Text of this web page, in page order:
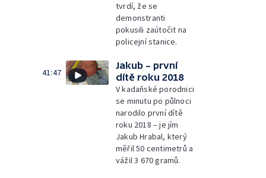
tvrdí, že se
demonstranti
pokusili zaútočit na
policejní stanice.
41:47
Jakub – první
dítě roku 2018
V kadaňské porodnici
se minutu po půlnoci
narodilo první dítě
roku 2018 – je jím
Jakub Hrabal, který
měřil 50 centimetrů a
vážil 3 670 gramů.